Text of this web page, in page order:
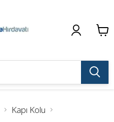
Kapı Kolu